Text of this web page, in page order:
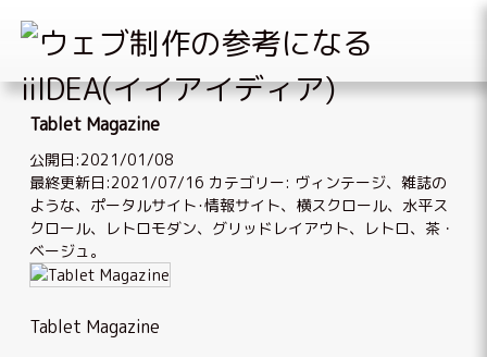
Skip
content
Tablet Magazine
公開日:2021/01/08
最終更新日:2021/07/16 カテゴリー: ヴィンテージ、雑誌の
ような、 ポータルサイト･情報サイト、 横スクロール、水平ス
クロール、 レトロモダン、 グリッドレイアウト、 レトロ、 茶・
ベージュ。
Tablet Magazine